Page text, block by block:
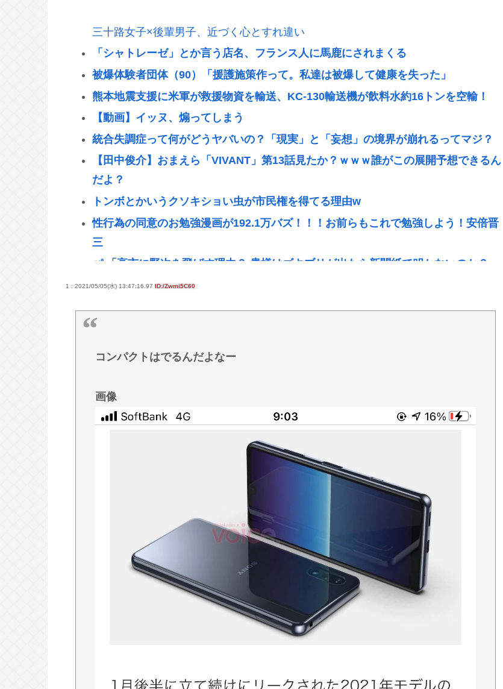
三十路女子×後輩男子、近づく心とすれ違い
「シャトレーゼ」とか言う店名、フランス人に馬鹿にされまくる
被爆体験者団体（90）「援護施策作って。私達は被爆して健康を失った」
熊本地震支援に米軍が救援物資を輸送、KC-130輸送機が飲料水約16トンを空輸！
【動画】イッヌ、煽ってしまう
統合失調症って何がどうヤバいの？「現実」と「妄想」の境界が崩れるってマジ？
【田中俊介】おまえら「VIVANT」第13話見たか？ｗｗｗ誰がこの展開予想できるん
だよ？
トンボとかいうクソキショい虫が市民権を得てる理由w
性行為の同意のお勉強漫画が192.1万バズ！！！お前らもこれで勉強しよう！安倍晋
三
パ 「高市に野次を飛ばす理由？ 貴様はゴキブリが出たら新聞紙で叩かないのか？」
高市早苗総理、視察時間が10秒未満www
中年層が「ちいかわ」にハマる理由www
令和の貝殻ビキニ、下品すぎる
石）」、1位は？
山の日、海の日ってあるけどみんなは「山」と「海」 どっちが好きなの？
1 : 2021/05/05(水) 13:47:16.97 ID:/Zwmi5C60
コンパクトはでるんだよなー
画像